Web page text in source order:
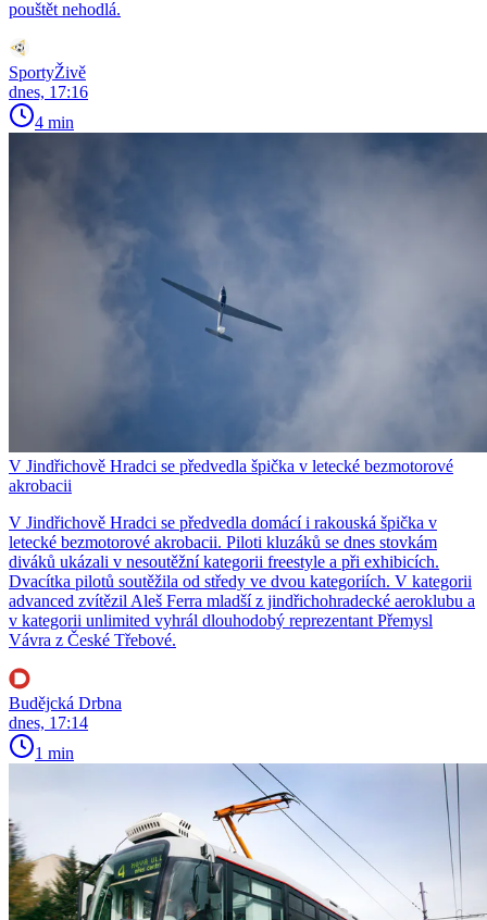
pouštět nehodlá.
SportyŽivě
dnes, 17:16
4 min
V Jindřichově Hradci se předvedla špička v letecké bezmotorové
akrobacii
V Jindřichově Hradci se předvedla domácí i rakouská špička v
letecké bezmotorové akrobacii. Piloti kluzáků se dnes stovkám
diváků ukázali v nesoutěžní kategorii freestyle a při exhibicích.
Dvacítka pilotů soutěžila od středy ve dvou kategoriích. V kategorii
advanced zvítězil Aleš Ferra mladší z jindřichohradecké aeroklubu a
v kategorii unlimited vyhrál dlouhodobý reprezentant Přemysl
Vávra z České Třebové.
Budějcká Drbna
dnes, 17:14
1 min